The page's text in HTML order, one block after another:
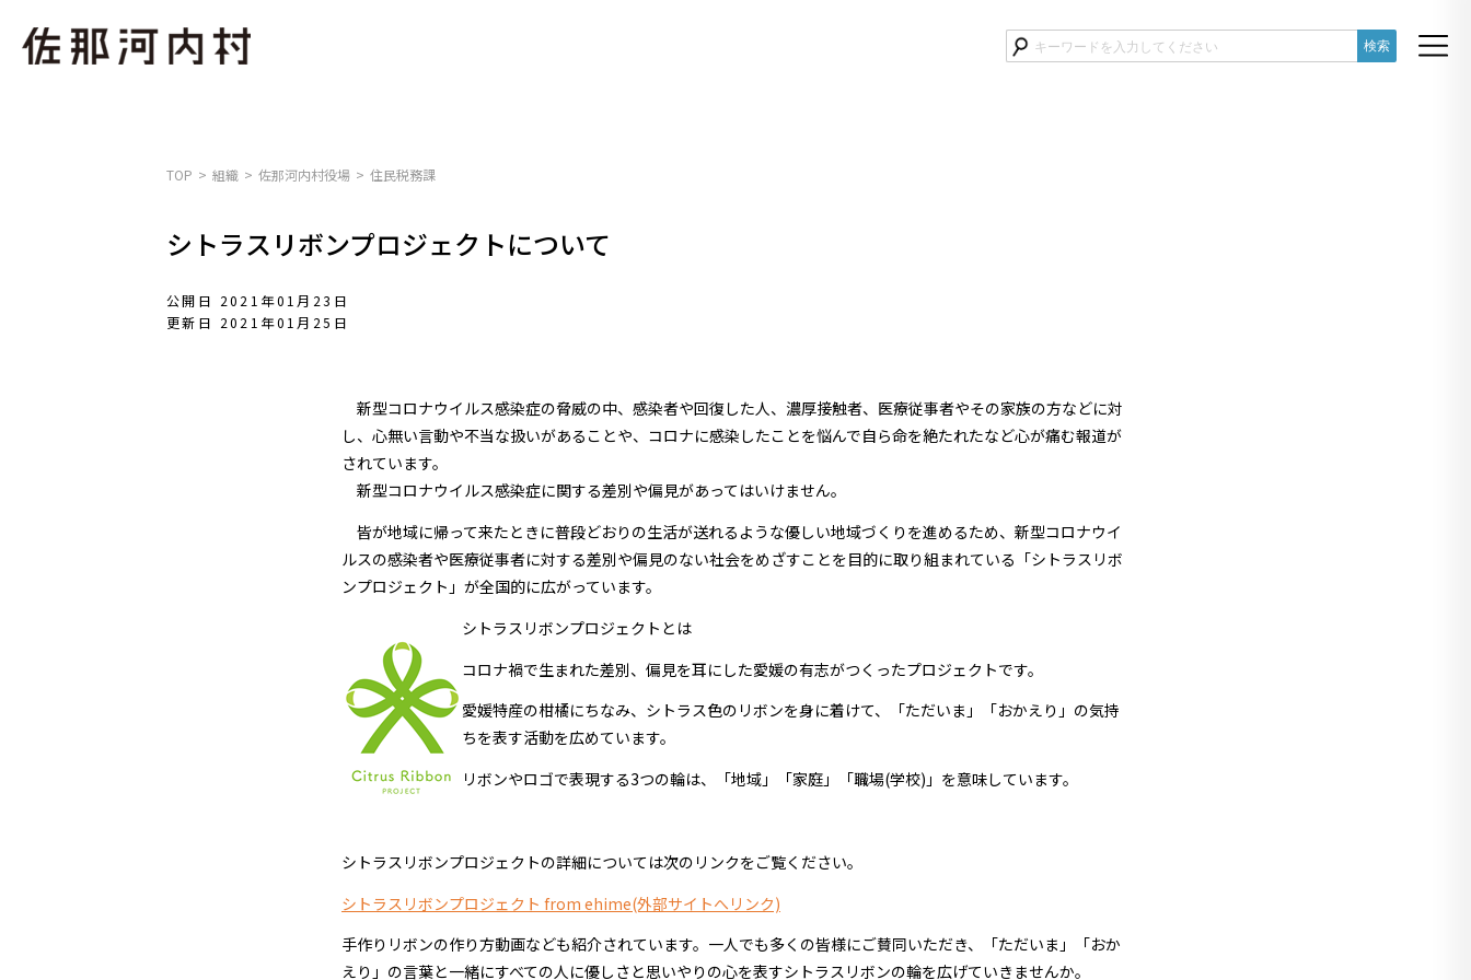
TOP 組織 佐那河内村役場 住民税務課
シトラスリボンプロジェクトについて
公開日 2021年01月23日
更新日 2021年01月25日
新型コロナウイルス感染症の脅威の中、感染者や回復した人、濃厚接触者、医療従事者やその家族の方などに対
し、心無い言動や不当な扱いがあることや、コロナに感染したことを悩んで自ら命を絶たれたなど心が痛む報道が
されています。
新型コロナウイルス感染症に関する差別や偏見があってはいけません。
皆が地域に帰って来たときに普段どおりの生活が送れるような優しい地域づくりを進めるため、新型コロナウイ
ルスの感染者や医療従事者に対する差別や偏見のない社会をめざすことを目的に取り組まれている「シトラスリボ
ンプロジェクト」が全国的に広がっています。
シトラスリボンプロジェクトとは
コロナ禍で生まれた差別、偏見を耳にした愛媛の有志がつくったプロジェクトです。
愛媛特産の柑橘にちなみ、シトラス色のリボンを身に着けて、「ただいま」「おかえり」の気持
ちを表す活動を広めています。
リボンやロゴで表現する3つの輪は、「地域」「家庭」「職場(学校)」を意味しています。
シトラスリボンプロジェクトの詳細については次のリンクをご覧ください。
シトラスリボンプロジェクト from ehime(外部サイトへリンク)
手作りリボンの作り方動画なども紹介されています。一人でも多くの皆様にご賛同いただき、「ただいま」「おか
えり」の言葉と一緒にすべての人に優しさと思いやりの心を表すシトラスリボンの輪を広げていきませんか。